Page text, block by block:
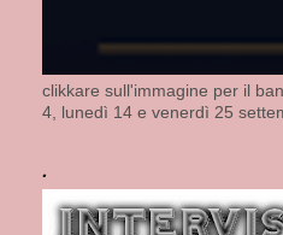
clikkare sull'immagine per il
4, lunedì 14 e venerdì 25
.